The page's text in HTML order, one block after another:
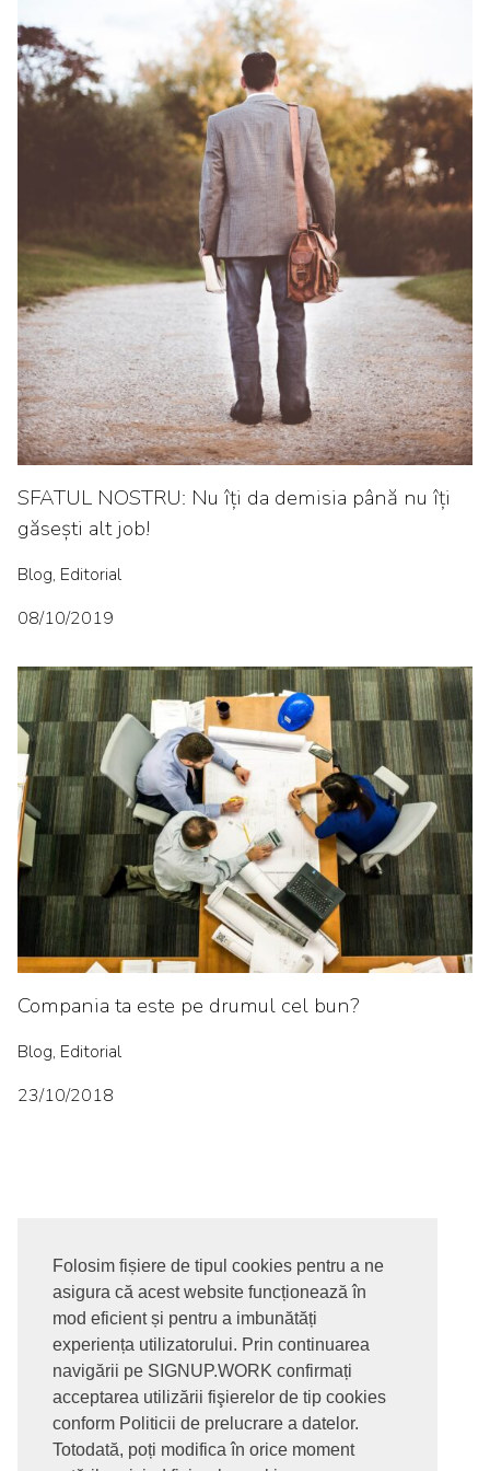
Folosim fișiere de tipul cookies pentru a ne
asigura că acest website funcționează în
mod eficient și pentru a imbunătăți
experiența utilizatorului. Prin continuarea
navigării pe SIGNUP.WORK confirmați
acceptarea utilizării fişierelor de tip cookies
conform Politicii de prelucrare a datelor.
Totodată, poți modifica în orice moment
SFATUL NOSTRU: Nu îți da demisia până nu îți
găsești alt job!
Blog, Editorial
08/10/2019
Compania ta este pe drumul cel bun?
Blog, Editorial
23/10/2018
© 2017-2026. Toate drepturile rezervate
SIGNUPDOTWORK SRLTermeni si conditii | Politica de
confidentialitate | Politica de livrare si anulare comanda |
Politica GDPR